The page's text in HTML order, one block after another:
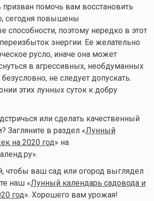
призван помочь вам восстановить
сегодня повышены
способности, поэтому нередко в этот
энергии. Ее желательно
русло, иначе она может
в агрессивных, необдуманных
безусловно, не следует допускать.
этих лунных суток к добру
или сделать качественный
Загляните в раздел «Лунный
на 2020 год» на
чтобы ваш сад или огород выглядел
наш «Лунный календарь садовода и
год». Хорошего вам урожая!